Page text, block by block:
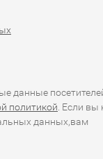
данные
политикой . Если вы
данных,вам